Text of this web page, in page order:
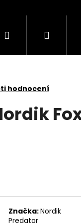
Oděvy
Hledat
hodnocení
Značka:Nordik
Predator